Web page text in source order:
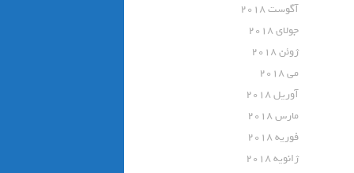
آگوست 2018
جولای 2018
ژوئن 2018
می 2018
آوریل 2018
مارس 2018
فوریه 2018
ژانویه 2018